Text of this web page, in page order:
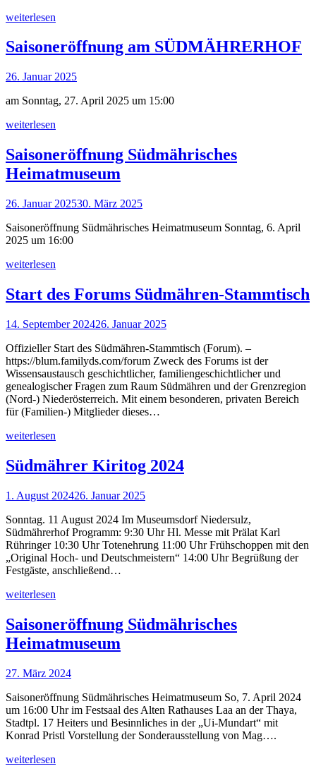
weiterlesen
Saisoneröffnung am SÜDMÄHRERHOF
26. Januar 2025
am Sonntag, 27. April 2025 um 15:00
weiterlesen
Saisoneröffnung Südmährisches
Heimatmuseum
26. Januar 202530. März 2025
Saisoneröffnung Südmährisches Heimatmuseum Sonntag, 6. April
2025 um 16:00
weiterlesen
Start des Forums Südmähren-Stammtisch
14. September 202426. Januar 2025
Offizieller Start des Südmähren-Stammtisch (Forum). –
https://blum.familyds.com/forum Zweck des Forums ist der
Wissensaustausch geschichtlicher, familiengeschichtlicher und
genealogischer Fragen zum Raum Südmähren und der Grenzregion
(Nord-) Niederösterreich. Mit einem besonderen, privaten Bereich
für (Familien-) Mitglieder dieses…
weiterlesen
Südmährer Kiritog 2024
1. August 202426. Januar 2025
Sonntag. 11 August 2024 Im Museumsdorf Niedersulz,
Südmährerhof Programm: 9:30 Uhr Hl. Messe mit Prälat Karl
Rühringer 10:30 Uhr Totenehrung 11:00 Uhr Frühschoppen mit den
„Original Hoch- und Deutschmeistern“ 14:00 Uhr Begrüßung der
Festgäste, anschließend…
weiterlesen
Saisoneröffnung Südmährisches
Heimatmuseum
27. März 2024
Saisoneröffnung Südmährisches Heimatmuseum So, 7. April 2024
um 16:00 Uhr im Festsaal des Alten Rathauses Laa an der Thaya,
Stadtpl. 17 Heiters und Besinnliches in der „Ui-Mundart“ mit
Konrad Pristl Vorstellung der Sonderausstellung von Mag….
weiterlesen